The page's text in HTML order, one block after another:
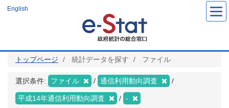
ツ
English
トップページ 統計データを探す ファイル
選択条件: ファイル 通信利用動向調査
平成14年通信利用動向調査 -